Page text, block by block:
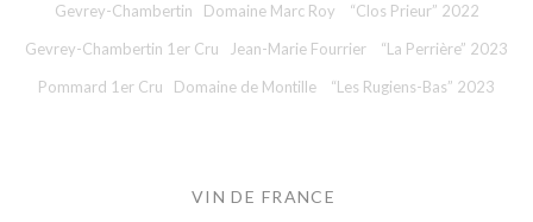
Gevrey-Chambertin Domaine Marc Roy “Clos Prieur” 2022
Gevrey-Chambertin 1er Cru Jean-Marie Fourrier “La Perrière” 2023
Pommard 1er Cru Domaine de Montille “Les Rugiens-Bas” 2023
VIN DE FRANCE